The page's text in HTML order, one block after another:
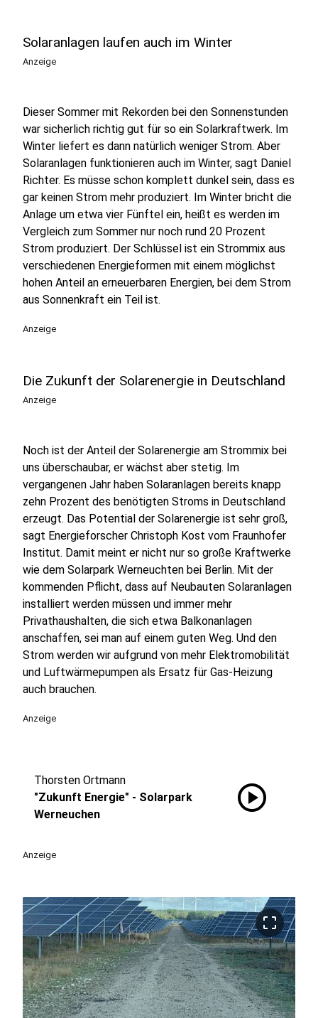
Solaranlagen laufen auch im Winter
Anzeige
Dieser Sommer mit Rekorden bei den Sonnenstunden
war sicherlich richtig gut für so ein Solarkraftwerk. Im
Winter liefert es dann natürlich weniger Strom. Aber
Solaranlagen funktionieren auch im Winter, sagt Daniel
Richter. Es müsse schon komplett dunkel sein, dass es
gar keinen Strom mehr produziert. Im Winter bricht die
Anlage um etwa vier Fünftel ein, heißt es werden im
Vergleich zum Sommer nur noch rund 20 Prozent
Strom produziert. Der Schlüssel ist ein Strommix aus
verschiedenen Energieformen mit einem möglichst
hohen Anteil an erneuerbaren Energien, bei dem Strom
aus Sonnenkraft ein Teil ist.
Anzeige
Die Zukunft der Solarenergie in Deutschland
Anzeige
Noch ist der Anteil der Solarenergie am Strommix bei
uns überschaubar, er wächst aber stetig. Im
vergangenen Jahr haben Solaranlagen bereits knapp
zehn Prozent des benötigten Stroms in Deutschland
erzeugt. Das Potential der Solarenergie ist sehr groß,
sagt Energieforscher Christoph Kost vom Fraunhofer
Institut. Damit meint er nicht nur so große Kraftwerke
wie dem Solarpark Werneuchten bei Berlin. Mit der
kommenden Pflicht, dass auf Neubauten Solaranlagen
installiert werden müssen und immer mehr
Privathaushalten, die sich etwa Balkonanlagen
anschaffen, sei man auf einem guten Weg. Und den
Strom werden wir aufgrund von mehr Elektromobilität
und Luftwärmepumpen als Ersatz für Gas-Heizung
auch brauchen.
Anzeige
Thorsten Ortmann
"Zukunft Energie" - Solarpark
Werneuchen
play_circle
Anzeige
crop_free